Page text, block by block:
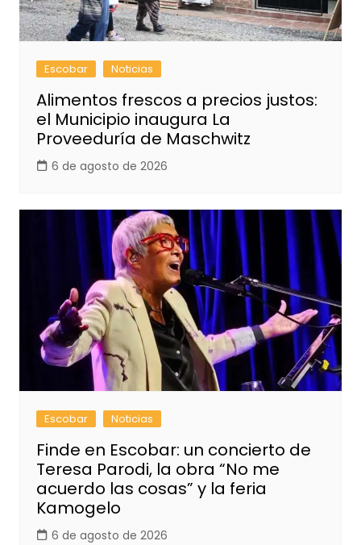
Escobar Noticias
Alimentos frescos a precios justos:
el Municipio inaugura La
Proveeduría de Maschwitz
6 de agosto de 2026
Escobar Noticias
Finde en Escobar: un concierto de
Teresa Parodi, la obra “No me
acuerdo las cosas” y la feria
Kamogelo
6 de agosto de 2026